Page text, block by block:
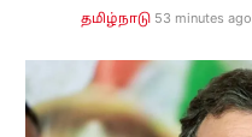
தமிழ்நாடு 53 minutes ago